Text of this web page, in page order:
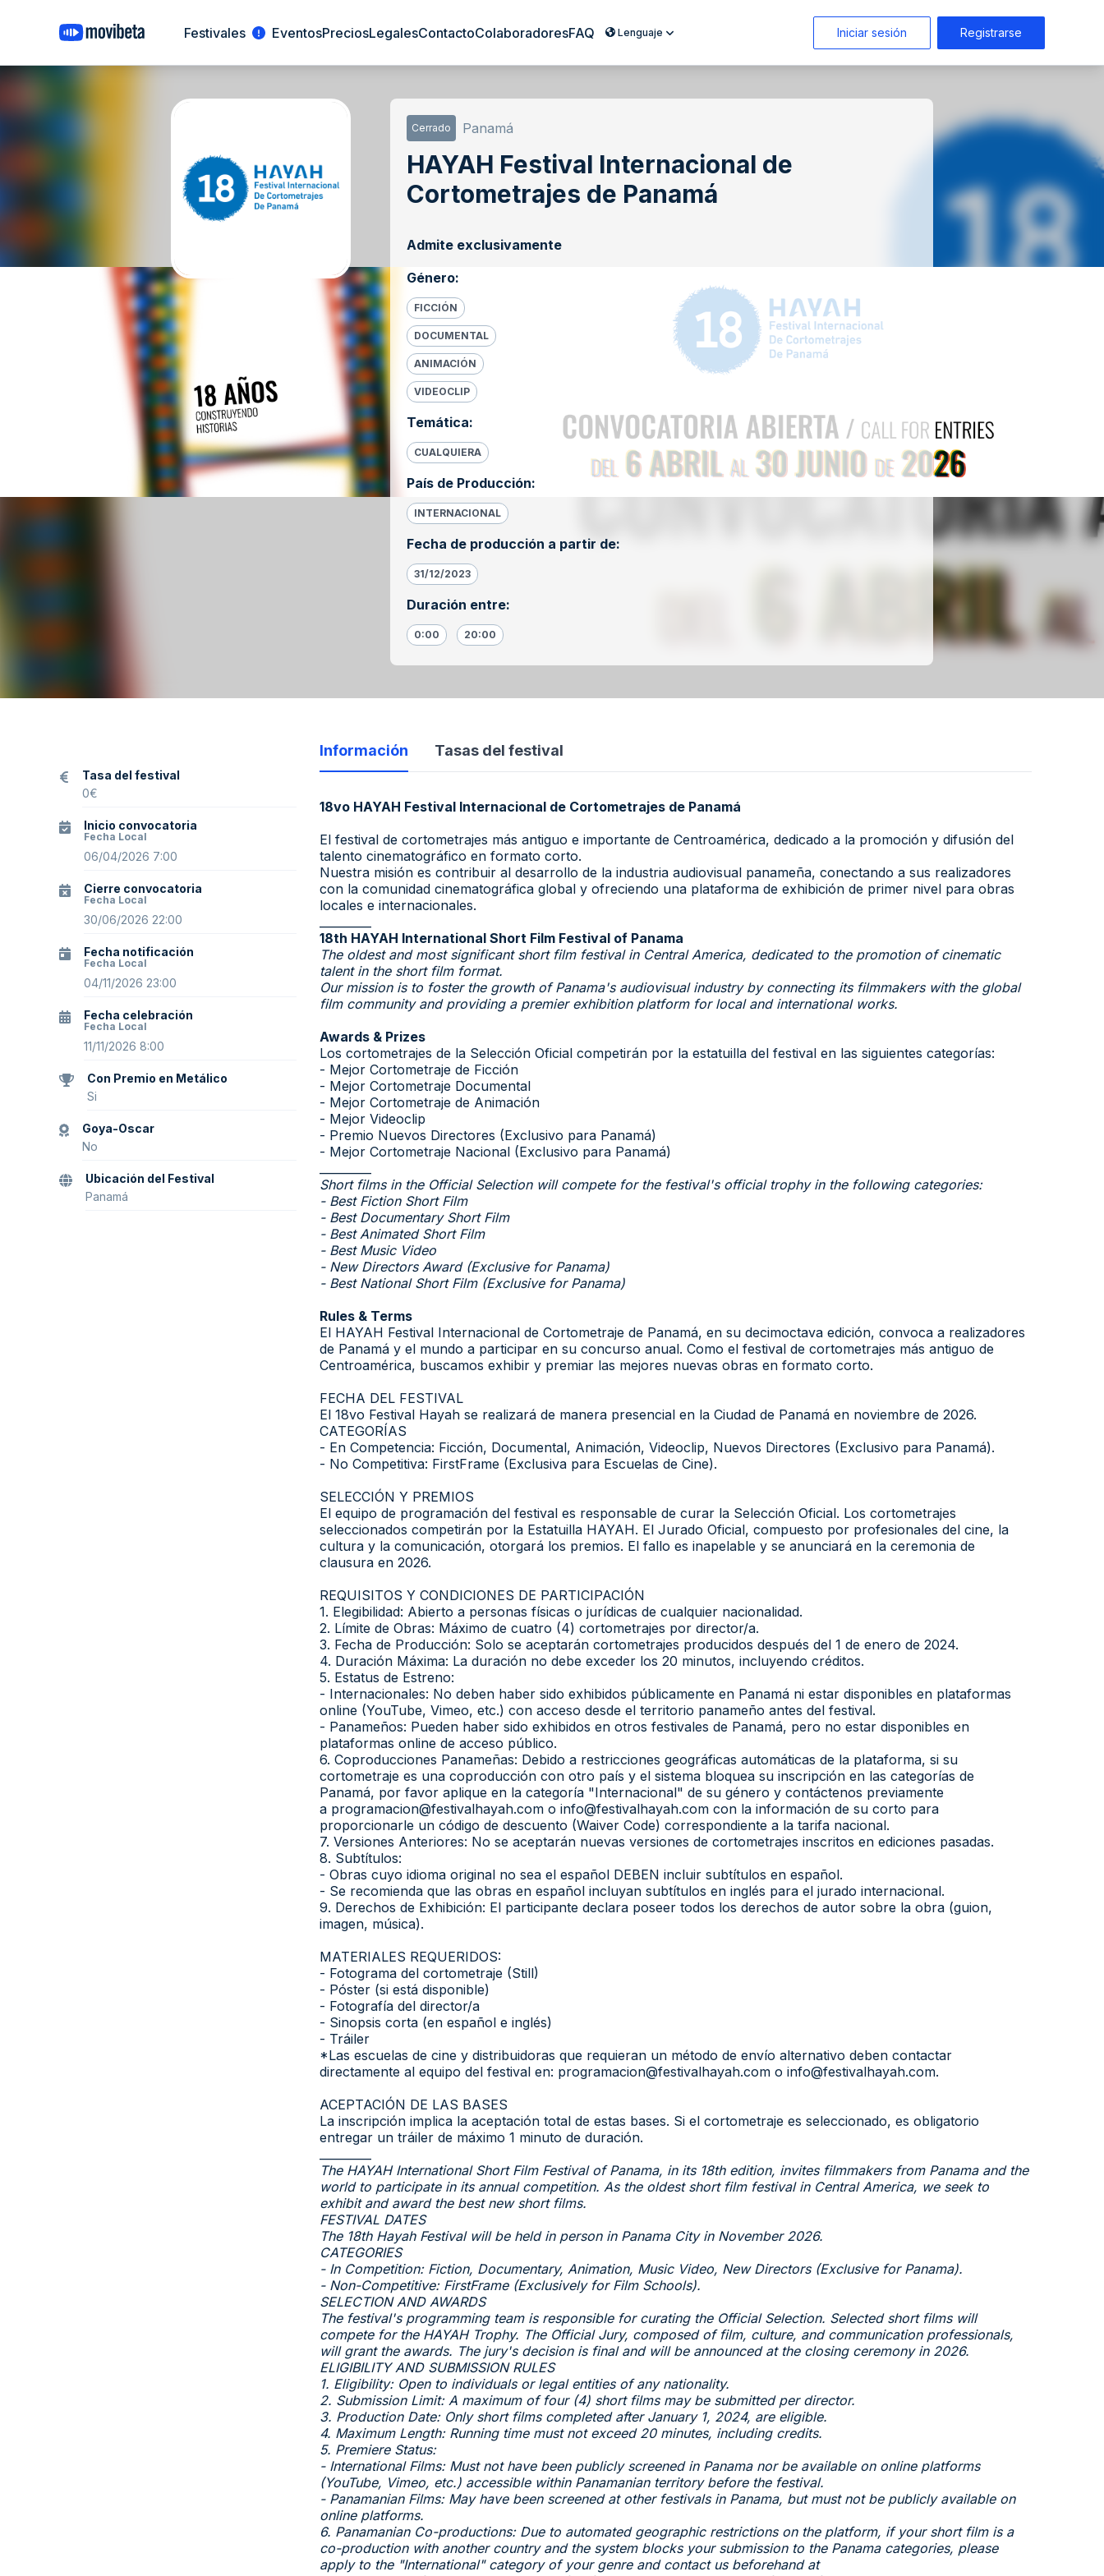
Festivales EventosPreciosLegalesContactoColaboradoresFAQ Lenguaje Iniciar sesión Registrarse
Cerrado Panamá
HAYAH Festival Internacional de
Cortometrajes de Panamá
Admite exclusivamente
Género:
FICCIÓN
DOCUMENTAL
ANIMACIÓN
VIDEOCLIP
Temática:
CUALQUIERA
País de Producción:
INTERNACIONAL
Fecha de producción a partir de:
31/12/2023
Duración entre:
0:00 20:00
Tasa del festival
0€
Inicio convocatoria
Fecha Local
06/04/2026 7:00
Cierre convocatoria
Fecha Local
30/06/2026 22:00
Fecha notificación
Fecha Local
04/11/2026 23:00
Fecha celebración
Fecha Local
11/11/2026 8:00
Con Premio en Metálico
Si
Goya-Oscar
No
Ubicación del Festival
Panamá
Información Tasas del festival
18vo HAYAH Festival Internacional de Cortometrajes de Panamá
El festival de cortometrajes más antiguo e importante de Centroamérica, dedicado a la promoción y difusión del
talento cinematográfico en formato corto.
Nuestra misión es contribuir al desarrollo de la industria audiovisual panameña, conectando a sus realizadores
con la comunidad cinematográfica global y ofreciendo una plataforma de exhibición de primer nivel para obras
locales e internacionales.
18th HAYAH International Short Film Festival of Panama
The oldest and most significant short film festival in Central America, dedicated to the promotion of cinematic
talent in the short film format.
Our mission is to foster the growth of Panama's audiovisual industry by connecting its filmmakers with the global
film community and providing a premier exhibition platform for local and international works.
Awards & Prizes
Los cortometrajes de la Selección Oficial competirán por la estatuilla del festival en las siguientes categorías:
- Mejor Cortometraje de Ficción
- Mejor Cortometraje Documental
- Mejor Cortometraje de Animación
- Mejor Videoclip
- Premio Nuevos Directores (Exclusivo para Panamá)
- Mejor Cortometraje Nacional (Exclusivo para Panamá)
Short films in the Official Selection will compete for the festival's official trophy in the following categories:
- Best Fiction Short Film
- Best Documentary Short Film
- Best Animated Short Film
- Best Music Video
- New Directors Award (Exclusive for Panama)
- Best National Short Film (Exclusive for Panama)
Rules & Terms
El HAYAH Festival Internacional de Cortometraje de Panamá, en su decimoctava edición, convoca a realizadores
de Panamá y el mundo a participar en su concurso anual. Como el festival de cortometrajes más antiguo de
Centroamérica, buscamos exhibir y premiar las mejores nuevas obras en formato corto.
FECHA DEL FESTIVAL
El 18vo Festival Hayah se realizará de manera presencial en la Ciudad de Panamá en noviembre de 2026.
CATEGORÍAS
- En Competencia: Ficción, Documental, Animación, Videoclip, Nuevos Directores (Exclusivo para Panamá).
- No Competitiva: FirstFrame (Exclusiva para Escuelas de Cine).
SELECCIÓN Y PREMIOS
El equipo de programación del festival es responsable de curar la Selección Oficial. Los cortometrajes
seleccionados competirán por la Estatuilla HAYAH. El Jurado Oficial, compuesto por profesionales del cine, la
cultura y la comunicación, otorgará los premios. El fallo es inapelable y se anunciará en la ceremonia de
clausura en 2026.
REQUISITOS Y CONDICIONES DE PARTICIPACIÓN
1. Elegibilidad: Abierto a personas físicas o jurídicas de cualquier nacionalidad.
2. Límite de Obras: Máximo de cuatro (4) cortometrajes por director/a.
3. Fecha de Producción: Solo se aceptarán cortometrajes producidos después del 1 de enero de 2024.
4. Duración Máxima: La duración no debe exceder los 20 minutos, incluyendo créditos.
5. Estatus de Estreno:
- Internacionales: No deben haber sido exhibidos públicamente en Panamá ni estar disponibles en plataformas
online (YouTube, Vimeo, etc.) con acceso desde el territorio panameño antes del festival.
- Panameños: Pueden haber sido exhibidos en otros festivales de Panamá, pero no estar disponibles en
plataformas online de acceso público.
6. Coproducciones Panameñas: Debido a restricciones geográficas automáticas de la plataforma, si su
cortometraje es una coproducción con otro país y el sistema bloquea su inscripción en las categorías de
Panamá, por favor aplique en la categoría "Internacional" de su género y contáctenos previamente
a programacion@festivalhayah.com o info@festivalhayah.com con la información de su corto para
proporcionarle un código de descuento (Waiver Code) correspondiente a la tarifa nacional.
7. Versiones Anteriores: No se aceptarán nuevas versiones de cortometrajes inscritos en ediciones pasadas.
8. Subtítulos:
- Obras cuyo idioma original no sea el español DEBEN incluir subtítulos en español.
- Se recomienda que las obras en español incluyan subtítulos en inglés para el jurado internacional.
9. Derechos de Exhibición: El participante declara poseer todos los derechos de autor sobre la obra (guion,
imagen, música).
MATERIALES REQUERIDOS:
- Fotograma del cortometraje (Still)
- Póster (si está disponible)
- Fotografía del director/a
- Sinopsis corta (en español e inglés)
- Tráiler
*Las escuelas de cine y distribuidoras que requieran un método de envío alternativo deben contactar
directamente al equipo del festival en: programacion@festivalhayah.com o info@festivalhayah.com.
ACEPTACIÓN DE LAS BASES
La inscripción implica la aceptación total de estas bases. Si el cortometraje es seleccionado, es obligatorio
entregar un tráiler de máximo 1 minuto de duración.
The HAYAH International Short Film Festival of Panama, in its 18th edition, invites filmmakers from Panama and the
world to participate in its annual competition. As the oldest short film festival in Central America, we seek to
exhibit and award the best new short films.
FESTIVAL DATES
The 18th Hayah Festival will be held in person in Panama City in November 2026.
CATEGORIES
- In Competition: Fiction, Documentary, Animation, Music Video, New Directors (Exclusive for Panama).
- Non-Competitive: FirstFrame (Exclusively for Film Schools).
SELECTION AND AWARDS
The festival's programming team is responsible for curating the Official Selection. Selected short films will
compete for the HAYAH Trophy. The Official Jury, composed of film, culture, and communication professionals,
will grant the awards. The jury's decision is final and will be announced at the closing ceremony in 2026.
ELIGIBILITY AND SUBMISSION RULES
1. Eligibility: Open to individuals or legal entities of any nationality.
2. Submission Limit: A maximum of four (4) short films may be submitted per director.
3. Production Date: Only short films completed after January 1, 2024, are eligible.
4. Maximum Length: Running time must not exceed 20 minutes, including credits.
5. Premiere Status:
- International Films: Must not have been publicly screened in Panama nor be available on online platforms
(YouTube, Vimeo, etc.) accessible within Panamanian territory before the festival.
- Panamanian Films: May have been screened at other festivals in Panama, but must not be publicly available on
online platforms.
6. Panamanian Co-productions: Due to automated geographic restrictions on the platform, if your short film is a
co-production with another country and the system blocks your submission to the Panama categories, please
apply to the "International" category of your genre and contact us beforehand at